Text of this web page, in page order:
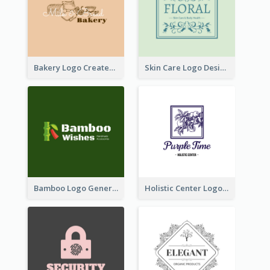
Bakery Logo Created With Illustration Of Bread Skin Care Logo Designed With Curves And Floral Elements
Bamboo Logo Generated For Store Selling Handmade Accessories Holistic Center Logo Generated With Illustrated Fruit